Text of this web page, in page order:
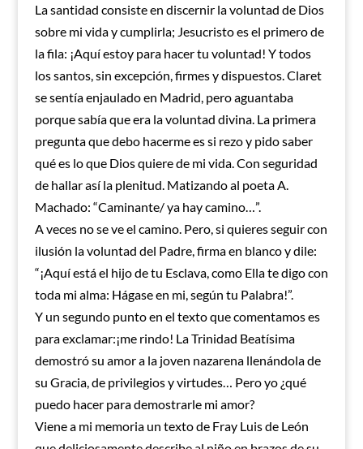
La santidad consiste en discernir la voluntad de Dios
sobre mi vida y cumplirla; Jesucristo es el primero de
la fila: ¡Aquí estoy para hacer tu voluntad! Y todos
los santos, sin excepción, firmes y dispuestos. Claret
se sentía enjaulado en Madrid, pero aguantaba
porque sabía que era la voluntad divina. La primera
pregunta que debo hacerme es si rezo y pido saber
qué es lo que Dios quiere de mi vida. Con seguridad
de hallar así la plenitud. Matizando al poeta A.
Machado: “Caminante/ ya hay camino…”.
A veces no se ve el camino. Pero, si quieres seguir con
ilusión la voluntad del Padre, firma en blanco y dile:
“¡Aquí está el hijo de tu Esclava, como Ella te digo con
toda mi alma: Hágase en mi, según tu Palabra!”.
Y un segundo punto en el texto que comentamos es
para exclamar:¡me rindo! La Trinidad Beatísima
demostró su amor a la joven nazarena llenándola de
su Gracia, de privilegios y virtudes… Pero yo ¿qué
puedo hacer para demostrarle mi amor?
Viene a mi memoria un texto de Fray Luis de León